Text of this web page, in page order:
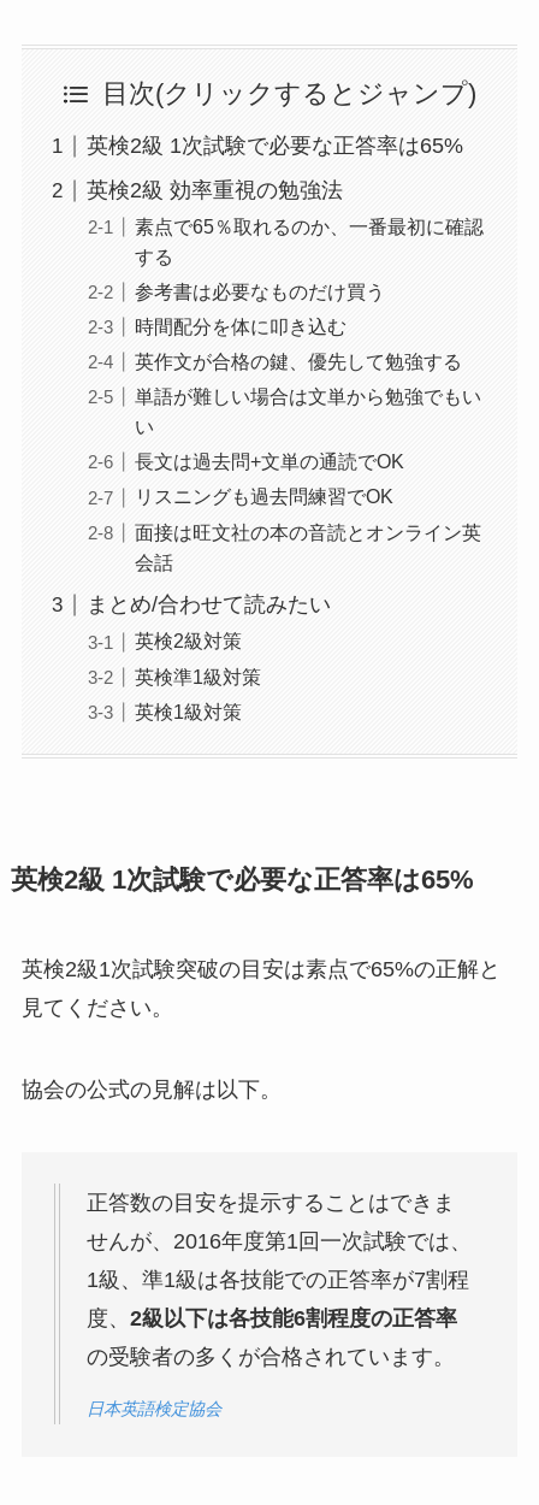
目次(クリックするとジャンプ)
英検2級 1次試験で必要な正答率は65%
英検2級 効率重視の勉強法
素点で65％取れるのか、一番最初に確認
する
参考書は必要なものだけ買う
時間配分を体に叩き込む
英作文が合格の鍵、優先して勉強する
単語が難しい場合は文単から勉強でもい
い
長文は過去問+文単の通読でOK
リスニングも過去問練習でOK
面接は旺文社の本の音読とオンライン英
会話
まとめ/合わせて読みたい
英検2級対策
英検準1級対策
英検1級対策
英検2級 1次試験で必要な正答率は65%
英検2級1次試験突破の目安は素点で65%の正解と
見てください。
協会の公式の見解は以下。
正答数の目安を提示することはできま
せんが、2016年度第1回一次試験では、
1級、準1級は各技能での正答率が7割程
度、 2級以下は各技能6割程度の正答率
の受験者の多くが合格されています。
日本英語検定協会